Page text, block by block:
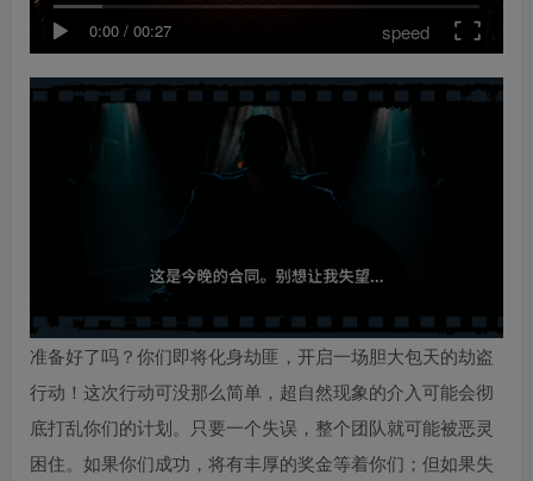
0:00 / 00:27 speed
准备好了吗？你们即将化身劫匪，开启一场胆大包天的劫盗
行动！这次行动可没那么简单，超自然现象的介入可能会彻
底打乱你们的计划。只要一个失误，整个团队就可能被恶灵
困住。如果你们成功，将有丰厚的奖金等着你们；但如果失